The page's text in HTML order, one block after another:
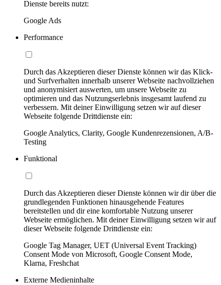
Dienste bereits nutzt:
Google Ads
Performance
Durch das Akzeptieren dieser Dienste können wir das Klick-
und Surfverhalten innerhalb unserer Webseite nachvollziehen
und anonymisiert auswerten, um unsere Webseite zu
optimieren und das Nutzungserlebnis insgesamt laufend zu
verbessern. Mit deiner Einwilligung setzen wir auf dieser
Webseite folgende Drittdienste ein:
Google Analytics, Clarity, Google Kundenrezensionen, A/B-
Testing
Funktional
Durch das Akzeptieren dieser Dienste können wir dir über die
grundlegenden Funktionen hinausgehende Features
bereitstellen und dir eine komfortable Nutzung unserer
Webseite ermöglichen. Mit deiner Einwilligung setzen wir auf
dieser Webseite folgende Drittdienste ein:
Google Tag Manager, UET (Universal Event Tracking)
Consent Mode von Microsoft, Google Consent Mode,
Klarna, Freshchat
Externe Medieninhalte